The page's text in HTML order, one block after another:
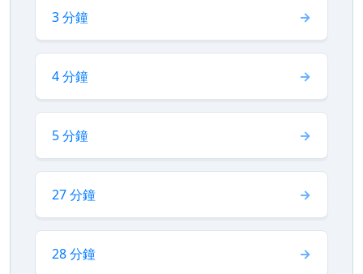
3 分鐘
4 分鐘
5 分鐘
27 分鐘
28 分鐘